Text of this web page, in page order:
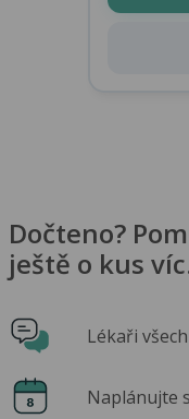
Dočteno?
ještě o kus
Lékaři
Naplánujte